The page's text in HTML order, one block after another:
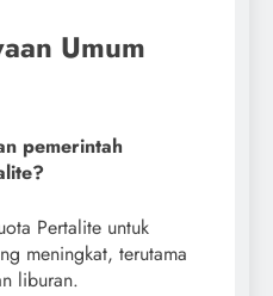
Umum
pemerintah
Pertalite untuk
meningkat, terutama
liburan.